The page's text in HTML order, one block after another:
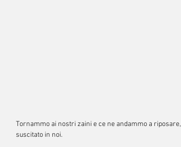
Tornammo ai nostri zaini e ce ne andammo a
suscitato in noi.